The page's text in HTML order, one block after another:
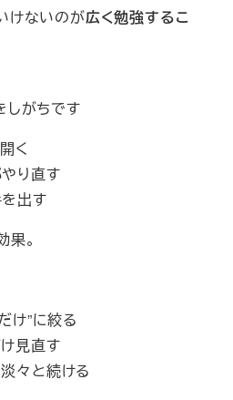
けないのが広く勉強するこ
しがちです
く
り直す
出す
。
け”に絞る
見直す
々と続ける